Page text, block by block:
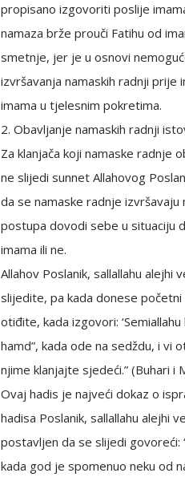
propisano izgovoriti poslije
namaza brže prouči Fatihu od
smetnje, jer je u osnovi
izvršavanja namaskih radnji prije
imama u tjelesnim pokretima.
2. Obavljanje namaskih radnji
Za klanjača koji namaske radnje
ne slijedi sunnet Allahovog
da se namaske radnje izvršavaju
postupa dovodi sebe u situaciju
imama ili ne.
Allahov Poslanik, sallallahu alejhi
slijedite, pa kada donese
otiđite, kada izgovori:
hamd”, kada ode na sedždu, i vi
njime klanjajte sjedeći.” (Buhari i
Ovaj hadis je najveći dokaz o
hadisa Poslanik, sallallahu alejhi
postavljen da se slijedi govoreći:
kada god je spomenuo neku od